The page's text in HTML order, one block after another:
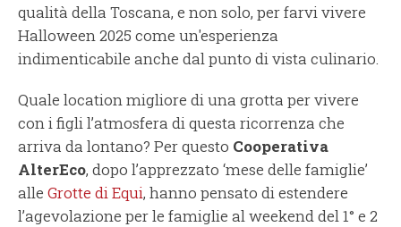
qualità della Toscana, e non solo, per farvi vivere
Halloween 2025 come un'esperienza
indimenticabile anche dal punto di vista culinario.
Quale location migliore di una grotta per vivere
con i figli l’atmosfera di questa ricorrenza che
arriva da lontano? Per questo Cooperativa
AlterEco, dopo l’apprezzato ‘mese delle famiglie’
alle Grotte di Equi, hanno pensato di estendere
l’agevolazione per le famiglie al weekend del 1° e 2